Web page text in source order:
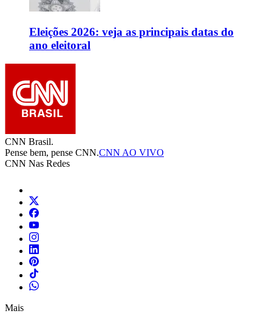
Eleições 2026: veja as principais datas do
ano eleitoral
CNN Brasil.
Pense bem, pense CNN.CNN AO VIVO
CNN Nas Redes
Mais